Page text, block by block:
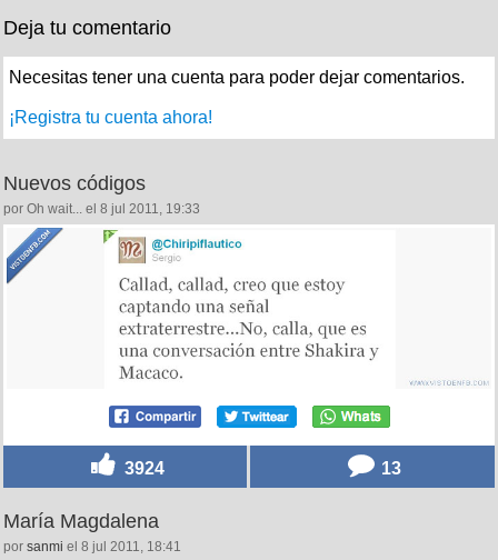
Deja tu comentario
Necesitas tener una cuenta para poder dejar comentarios.
¡Registra tu cuenta ahora!
Nuevos códigos
por Oh wait... el 8 jul 2011, 19:33
3924 13
María Magdalena
por sanmi el 8 jul 2011, 18:41